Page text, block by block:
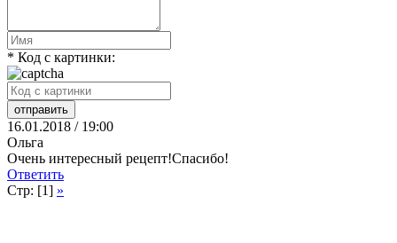
* Код с картинки:
16.01.2018 / 19:00
Ольга
Очень интересный рецепт!Спасибо!
Ответить
Стр: [1] »